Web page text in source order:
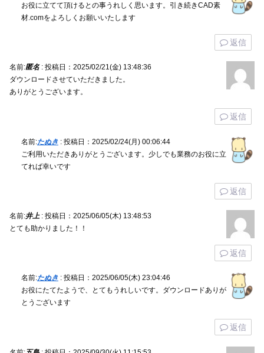
お役に立てて頂けるとの事うれしく思います。引き続きCAD素
材.comをよろしくお願いいたします
返信
名前:匿名: 投稿日：2025/02/21(金) 13:48:36
ダウンロードさせていただきました。
ありがとうございます。
返信
名前:たぬき : 投稿日：2025/02/24(月) 00:06:44
ご利用いただきありがとうございます。少しでも業務のお役に立
てれば幸いです
返信
名前:井上: 投稿日：2025/06/05(木) 13:48:53
とても助かりました！！
返信
名前:たぬき : 投稿日：2025/06/05(木) 23:04:46
お役にたてたようで、とてもうれしいです。ダウンロードありが
とうございます
返信